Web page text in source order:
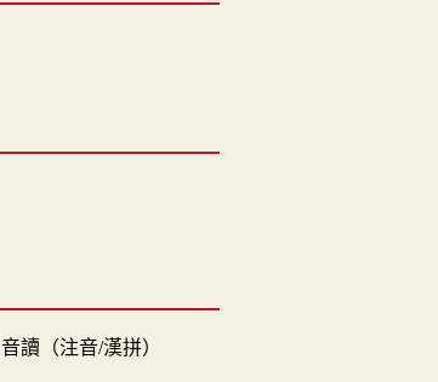
音讀（注音/漢拼）